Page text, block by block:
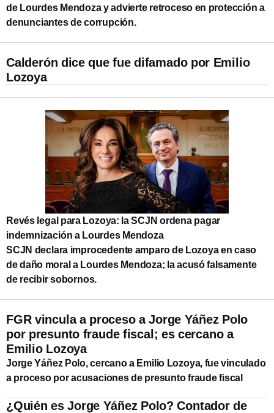
de Lourdes Mendoza y advierte retroceso en protección a
denunciantes de corrupción.
Calderón dice que fue difamado por Emilio
Lozoya
Revés legal para Lozoya: la SCJN ordena pagar
indemnización a Lourdes Mendoza
SCJN declara improcedente amparo de Lozoya en caso
de daño moral a Lourdes Mendoza; la acusó falsamente
de recibir sobornos.
FGR vincula a proceso a Jorge Yáñez Polo
por presunto fraude fiscal; es cercano a
Emilio Lozoya
Jorge Yáñez Polo, cercano a Emilio Lozoya, fue vinculado
a proceso por acusaciones de presunto fraude fiscal
¿Quién es Jorge Yáñez Polo? Contador de